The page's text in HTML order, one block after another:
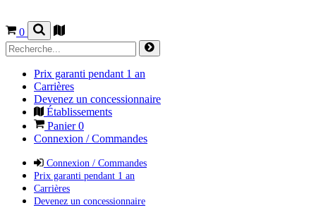
0
Prix garanti pendant 1 an
Carrières
Devenez un concessionnaire
Établissements
Panier0
Connexion / Commandes
Connexion / Commandes
Prix garanti pendant 1 an
Carrières
Devenez un concessionnaire